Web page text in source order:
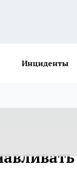
Инциденты